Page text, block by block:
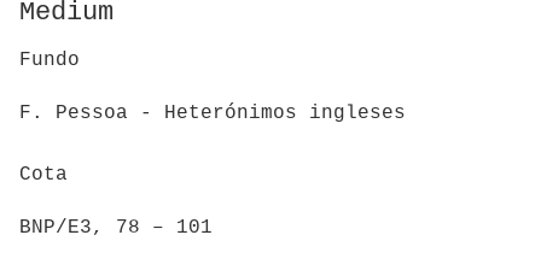
Medium
Fundo
F. Pessoa - Heterónimos ingleses
Cota
BNP/E3, 78 – 101